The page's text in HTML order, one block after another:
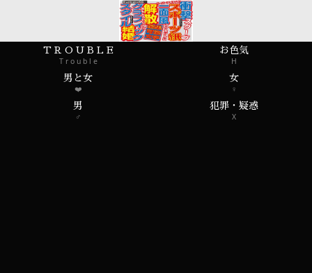
T R O U B L E
T r o u b l e
お色気
H
男と女
❤️
女
♀
男
♂
犯罪・疑惑
X